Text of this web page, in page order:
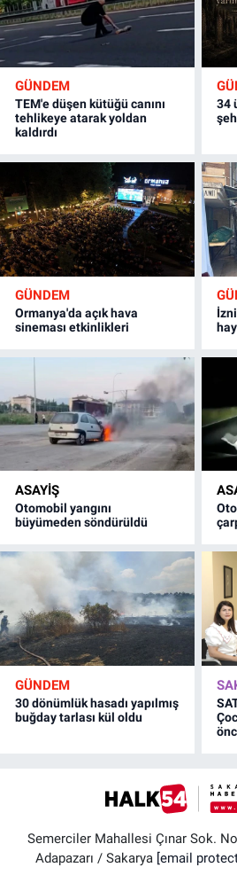
GÜNDEM
TEM'e düşen kütüğü canını
tehlikeye atarak yoldan
kaldırdı
34
GÜNDEM
Ormanya'da açık hava
sineması etkinlikleri
ASAYİŞ
Otomobil yangını
büyümeden söndürüldü
GÜNDEM
30 dönümlük hasadı yapılmış
buğday tarlası kül oldu
Semerciler Mahallesi Çınar Sok.
Adapazarı / Sakarya [email